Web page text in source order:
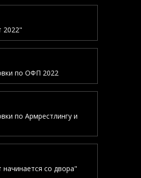
2022"
по ОФП 2022
по Армрестлингу и
начинается со двора"